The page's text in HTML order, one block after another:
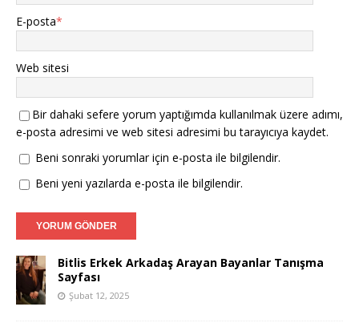
E-posta*
Web sitesi
Bir dahaki sefere yorum yaptığımda kullanılmak üzere adımı,
e-posta adresimi ve web sitesi adresimi bu tarayıcıya kaydet.
Beni sonraki yorumlar için e-posta ile bilgilendir.
Beni yeni yazılarda e-posta ile bilgilendir.
Bitlis Erkek Arkadaş Arayan Bayanlar Tanışma
Sayfası
Şubat 12, 2025